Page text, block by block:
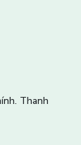
Thanh